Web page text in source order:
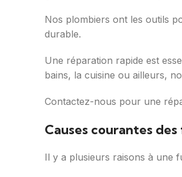
Nos plombiers ont les outils
durable.
Une réparation rapide est
bains, la cuisine ou ailleurs,
Contactez-nous pour une
Causes courantes des
Il y a plusieurs raisons à une